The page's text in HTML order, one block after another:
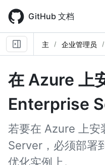
main
content
GitHub 文档
主 企业管理员
在 Azure 上
Enterprise
若要在 Azure 上
Server，必须部署
优化实例上。